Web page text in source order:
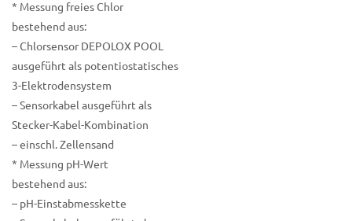
* Messung freies Chlor
bestehend aus:
– Chlorsensor DEPOLOX POOL
ausgeführt als potentiostatisches
3-Elektrodensystem
– Sensorkabel ausgeführt als
Stecker-Kabel-Kombination
– einschl. Zellensand
* Messung pH-Wert
bestehend aus:
– pH-Einstabmesskette